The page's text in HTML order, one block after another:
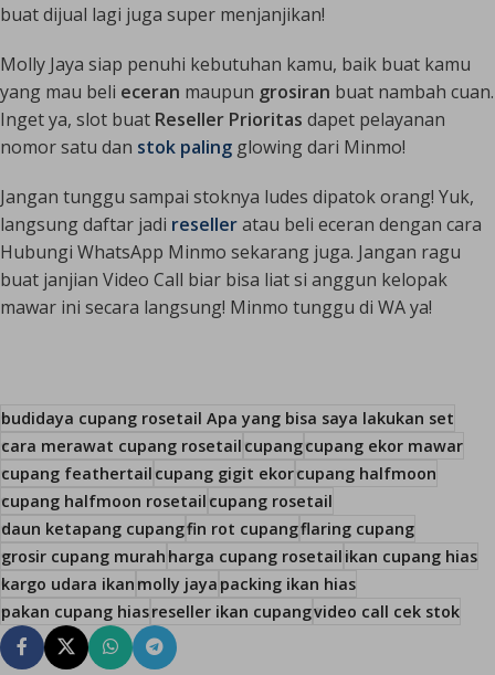
buat dijual lagi juga super menjanjikan!
Molly Jaya siap penuhi kebutuhan kamu, baik buat kamu
yang mau beli eceran maupun grosiran buat nambah cuan.
Inget ya, slot buat Reseller Prioritas dapet pelayanan
nomor satu dan stok paling glowingdari Minmo!
Jangan tunggu sampai stoknya ludes dipatok orang! Yuk,
langsung daftar jadi reselleratau beli eceran dengan cara
Hubungi WhatsApp Minmo sekarang juga. Jangan ragu
buat janjian Video Call biar bisa liat si anggun kelopak
mawar ini secara langsung! Minmo tunggu di WA ya!
budidaya cupang rosetail Apa yang bisa saya lakukan set
cara merawat cupang rosetail cupangcupang ekor mawar
cupang feathertail cupang gigit ekorcupang halfmoon
cupang halfmoon rosetail cupang rosetail
daun ketapang cupangfin rot cupangflaring cupang
grosir cupang murah harga cupang rosetail ikan cupang hias
kargo udara ikan molly jaya packing ikan hias
pakan cupang hiasreseller ikan cupangvideo call cek stok